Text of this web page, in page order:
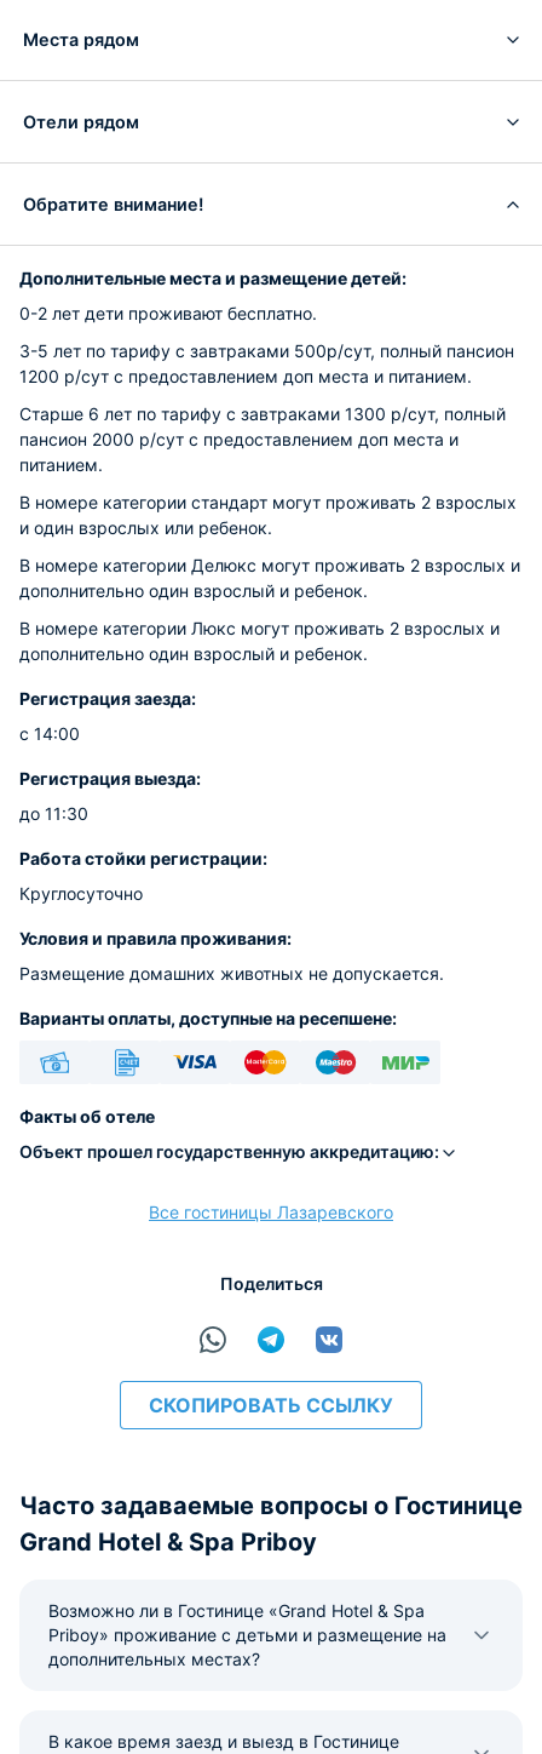
Места рядом
Отели рядом
Обратите внимание!
Дополнительные места и размещение детей:
0-2 лет дети проживают бесплатно.
3-5 лет по тарифу с завтраками 500р/сут, полный пансион
1200 р/сут с предоставлением доп места и питанием.
Старше 6 лет по тарифу с завтраками 1300 р/сут, полный
пансион 2000 р/сут с предоставлением доп места и
питанием.
В номере категории стандарт могут проживать 2 взрослых
и один взрослых или ребенок.
В номере категории Делюкс могут проживать 2 взрослых и
дополнительно один взрослый и ребенок.
В номере категории Люкс могут проживать 2 взрослых и
дополнительно один взрослый и ребенок.
Регистрация заезда:
с 14:00
Регистрация выезда:
до 11:30
Работа стойки регистрации:
Круглосуточно
Условия и правила проживания:
Размещение домашних животных не допускается.
Варианты оплаты, доступные на ресепшене:
Факты об отеле
Объект прошел государственную аккредитацию:
Все гостиницы Лазаревского
Поделиться
СКОПИРОВАТЬ ССЫЛКУ
Часто задаваемые вопросы о Гостинице
Grand Hotel & Spa Priboy
Возможно ли в Гостинице «Grand Hotel & Spa
Priboy» проживание с детьми и размещение на
дополнительных местах?
В какое время заезд и выезд в Гостинице